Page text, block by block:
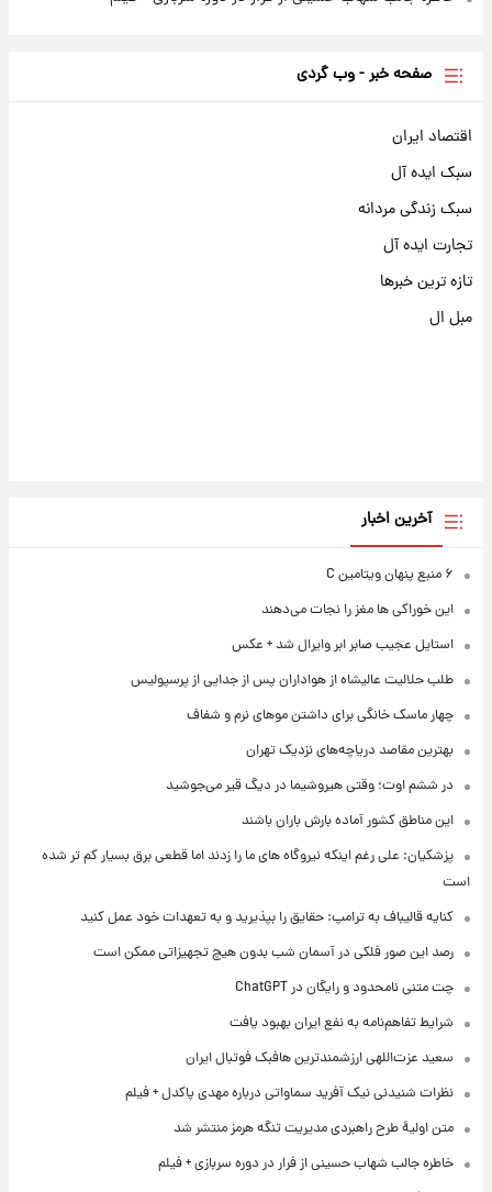
صفحه خبر - وب گردی
اقتصاد ایران
سبک ایده آل
سبک زندگی مردانه
تجارت ایده آل
تازه ترین خبرها
مبل ال
آخرین اخبار
۶ منبع پنهان ویتامین C
این خوراکی ها مغز را نجات می‌دهند
استایل عجیب صابر ابر وایرال شد + عکس
طلب حلالیت عالیشاه از هواداران پس از جدایی از پرسپولیس
چهار ماسک خانگی برای داشتن موهای نرم و شفاف
بهترین مقاصد دریاچه‌های نزدیک تهران
در ششم اوت؛ وقتی هیروشیما در دیگ قیر می‌جوشید
این مناطق کشور آماده بارش باران باشند
پزشکیان: علی رغم اینکه نیروگاه های ما را زدند اما قطعی برق بسیار کم تر شده
است
کنایه قالیباف به ترامپ: حقایق را بپذیرید و به تعهدات خود عمل کنید
رصد این صور فلکی در آسمان شب بدون هیچ تجهیزاتی ممکن است
چت متنی نامحدود و رایگان در ChatGPT
شرایط تفاهم‌نامه به نفع ایران بهبود یافت
سعید عزت‌اللهی ارزشمندترین هافبک فوتبال ایران
نظرات شنیدنی نیک آفرید سماواتی درباره مهدی پاکدل + فیلم
متن اولیۀ طرح راهبردی مدیریت تنگه هرمز منتشر شد
خاطره جالب شهاب حسینی از فرار در دوره سربازی + فیلم